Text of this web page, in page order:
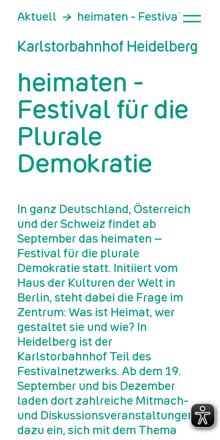
Aktuell heimaten - Festival für
Karlstorbahnhof Heidelberg
heimaten -
Festival für die
Plurale
Demokratie
In ganz Deutschland, Österreich
und der Schweiz findet ab
September das heimaten –
Festival für die plurale
Demokratie statt. Initiiert vom
Haus der Kulturen der Welt in
Berlin, steht dabei die Frage im
Zentrum: Was ist Heimat, wer
gestaltet sie und wie? In
Heidelberg ist der
Karlstorbahnhof Teil des
Festivalnetzwerks. Ab dem 19.
September und bis Dezember
laden dort zahlreiche Mitmach-
und Diskussionsveranstaltungen
dazu ein, sich mit dem Thema